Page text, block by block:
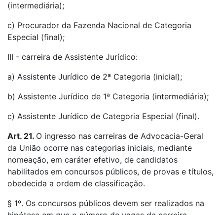
(intermediária);
c) Procurador da Fazenda Nacional de Categoria
Especial (final);
III - carreira de Assistente Jurídico:
a) Assistente Jurídico de 2ª Categoria (inicial);
b) Assistente Jurídico de 1ª Categoria (intermediária);
c) Assistente Jurídico de Categoria Especial (final).
Art. 21. O ingresso nas carreiras de Advocacia-Geral
da União ocorre nas categorias iniciais, mediante
nomeação, em caráter efetivo, de candidatos
habilitados em concursos públicos, de provas e títulos,
obedecida a ordem de classificação.
§ 1º. Os concursos públicos devem ser realizados na